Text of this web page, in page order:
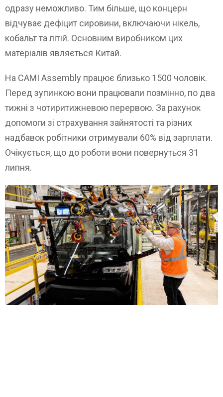
одразу неможливо. Тим більше, що концерн
відчуває дефіцит сировини, включаючи нікель,
кобальт та літій. Основним виробником цих
матеріалів являється Китай.
На CAMI Assembly працює близько 1500 чоловік.
Перед зупинкою вони працювали позмінно, по два
тижні з чотиритижневою перервою. За рахунок
допомоги зі страхування зайнятості та різних
надбавок робітники отримували 60% від зарплати.
Очікується, що до роботи вони повернуться 31
липня.